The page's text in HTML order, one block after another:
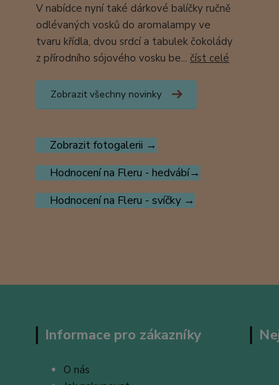
V nabídce nyní také dárkové balíčky ručně
odlévaných vosků do aromalampy ve
tvaru křídla, dvou srdcí a tabulek čokolády
z přírodního sójového vosku be... číst celé
Zobrazit všechny novinky
Zobrazit fotogalerii →
Hodnocení na Fleru - hedvábí→
Hodnocení na Fleru - svíčky →
Informace pro zákazníky
O nás